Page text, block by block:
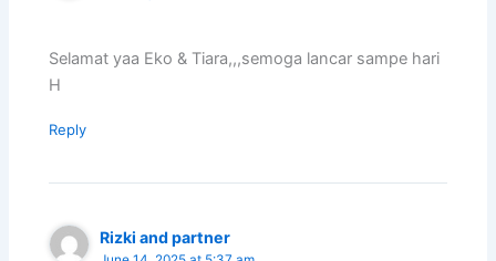
Selamat yaa Eko & Tiara,,,semoga lancar sampe hari
H
Reply
Rizki and partner